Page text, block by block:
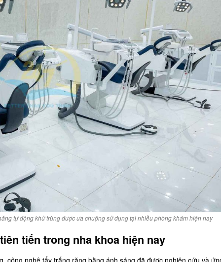
tự động khử trùng được ưa chuộng sử dụng tại nhiều phòng khám hiện nay
tiến trong nha khoa hiện nay
công nghệ tẩy trắng răng bằng ánh sáng đã được nghiên cứu và